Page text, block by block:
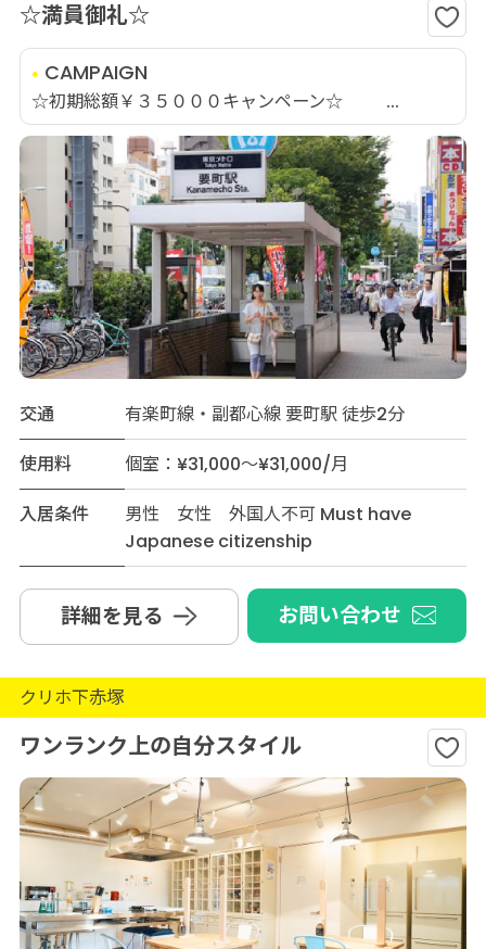
☆満員御礼☆
CAMPAIGN
☆初期総額￥３５０００キャンペーン☆ ...
交通
有楽町線・副都心線 要町駅 徒歩2分
使用料
個室：¥31,000～¥31,000/月
入居条件
男性 女性 外国人不可 Must have
Japanese citizenship
詳細を見る お問い合わせ
クリホ下赤塚
ワンランク上の自分スタイル